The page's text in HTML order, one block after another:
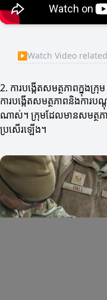
▶Watch Video related
2. ការបង្កើតសមត្ថភាពក្នុងក្រុម
ការបង្កើតសមត្ថភាពនិងការ
ណាស់។ ក្រុមដែលមានសមត្ថភ
ប្រសើរឡើង។